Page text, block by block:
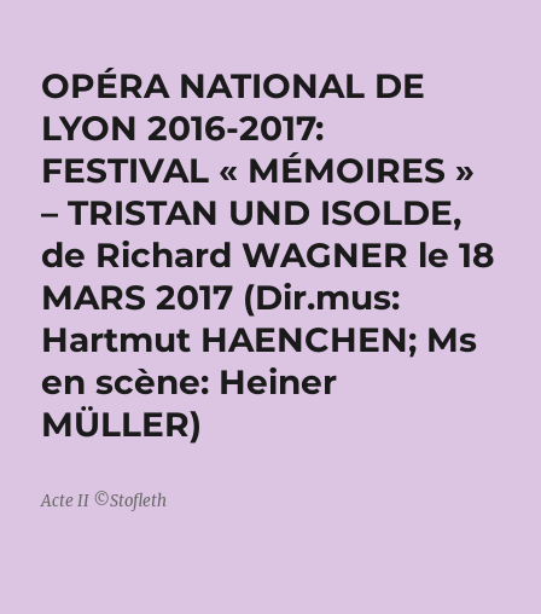
OPÉRA NATIONAL DE
LYON 2016-2017:
FESTIVAL « MÉMOIRES »
– TRISTAN UND ISOLDE,
de Richard WAGNER le 18
MARS 2017 (Dir.mus:
Hartmut HAENCHEN; Ms
en scène: Heiner
MÜLLER)
Acte II ©Stofleth